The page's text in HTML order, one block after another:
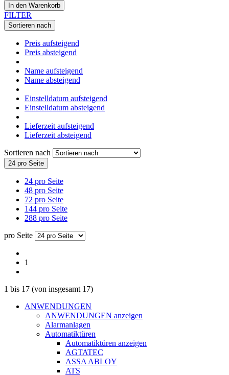
In den Warenkorb
FILTER
Sortieren nach
Preis aufsteigend
Preis absteigend
Name aufsteigend
Name absteigend
Einstelldatum aufsteigend
Einstelldatum absteigend
Lieferzeit aufsteigend
Lieferzeit absteigend
Sortieren nach
24 pro Seite
24 pro Seite
48 pro Seite
72 pro Seite
144 pro Seite
288 pro Seite
pro Seite
1
1 bis 17 (von insgesamt 17)
ANWENDUNGEN
ANWENDUNGEN anzeigen
Alarmanlagen
Automatiktüren
Automatiktüren anzeigen
AGTATEC
ASSA ABLOY
ATS